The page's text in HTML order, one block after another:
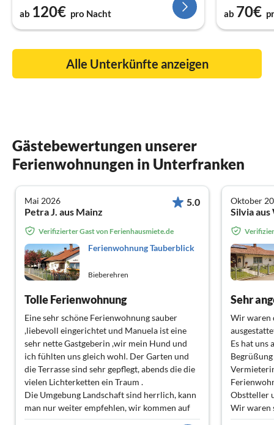
ab 120€ pro Nacht ab 70€
Alle Unterkünfte anzeigen
Gästebewertungen unserer
Ferienwohnungen in Unterfranken
Mai 2026
Petra J. aus Mainz
5.0
Verifizierter Gast von Ferienhausmiete.de
Ferienwohnung Tauberblick
Bieberehren
Tolle Ferienwohnung
Eine sehr schöne Ferienwohnung sauber
,liebevoll eingerichtet und Manuela ist eine
sehr nette Gastgeberin ,wir mein Hund und
ich fühlten uns gleich wohl. Der Garten und
die Terrasse sind sehr gepflegt, abends die die
vielen Lichterketten ein Traum .
Die Umgebung Landschaft sind herrlich, kann
man nur weiter empfehlen, wir kommen auf
jeden Fall wieder .
Oktober
Silvia
Sehr
Wir waren
Es hat uns
Obstteller
Wir waren
nächstes